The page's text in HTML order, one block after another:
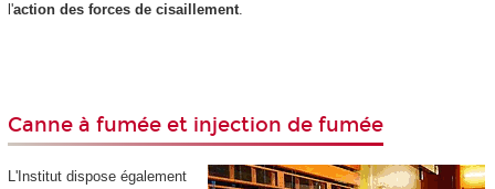
l'action des forces de cisaillement.
Canne à fumée et injection de fumée
L'Institut dispose également